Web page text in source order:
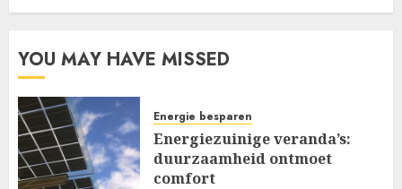
YOU MAY HAVE MISSED
Energie besparen
Energiezuinige veranda’s:
duurzaamheid ontmoet
comfort